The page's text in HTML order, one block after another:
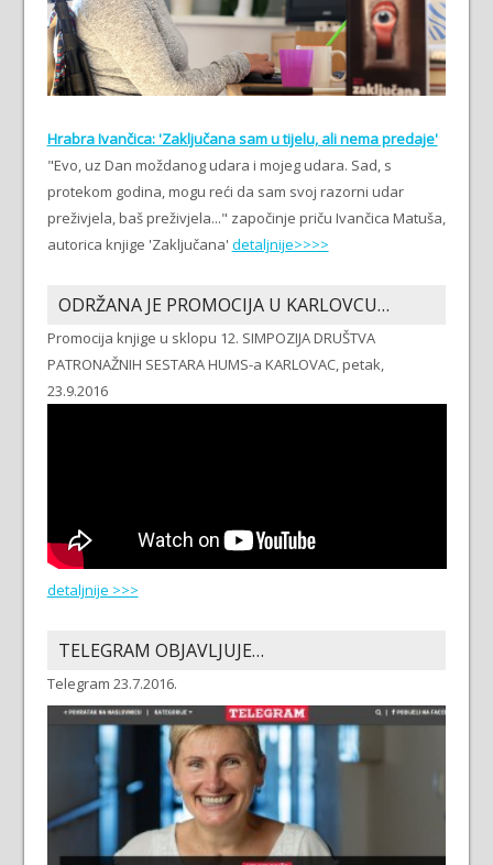
Hrabra Ivančica: 'Zaključana sam u tijelu, ali nema predaje'
"Evo, uz Dan moždanog udara i mojeg udara. Sad, s
protekom godina, mogu reći da sam svoj razorni udar
preživjela, baš preživjela..." započinje priču Ivančica Matuša,
autorica knjige 'Zaključana' detaljnije>>>>
ODRŽANA JE PROMOCIJA U KARLOVCU…
Promocija knjige u sklopu 12. SIMPOZIJA DRUŠTVA
PATRONAŽNIH SESTARA HUMS-a KARLOVAC, petak,
23.9.2016
detaljnije >>>
TELEGRAM OBJAVLJUJE…
Telegram 23.7.2016.